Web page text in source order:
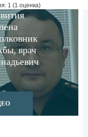
1 (1 оценка)
врач